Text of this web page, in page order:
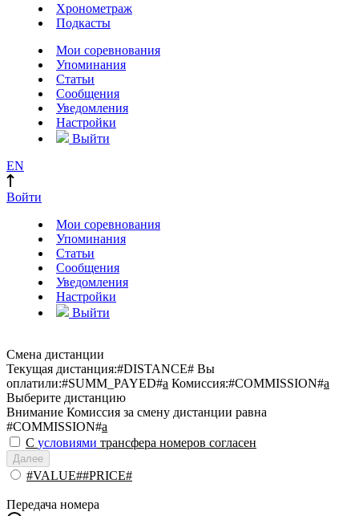
Хронометраж
Подкасты
Мои соревнования
Упоминания
Статьи
Сообщения
Уведомления
Настройки
Выйти
EN
Войти
Мои соревнования
Упоминания
Статьи
Сообщения
Уведомления
Настройки
Выйти
Смена дистанции
Текущая дистанция:#DISTANCE# Вы
оплатили:#SUMM_PAYED#a Комиссия:#COMMISSION#a
Выберите дистанцию
Внимание Комиссия за смену дистанции равна
#COMMISSION#a
С условиями трансфера номеров согласен
Далее
#VALUE##PRICE#
Передача номера